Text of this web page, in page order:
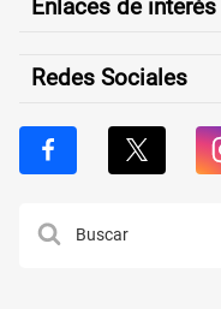
Enlaces de interés
Redes Sociales